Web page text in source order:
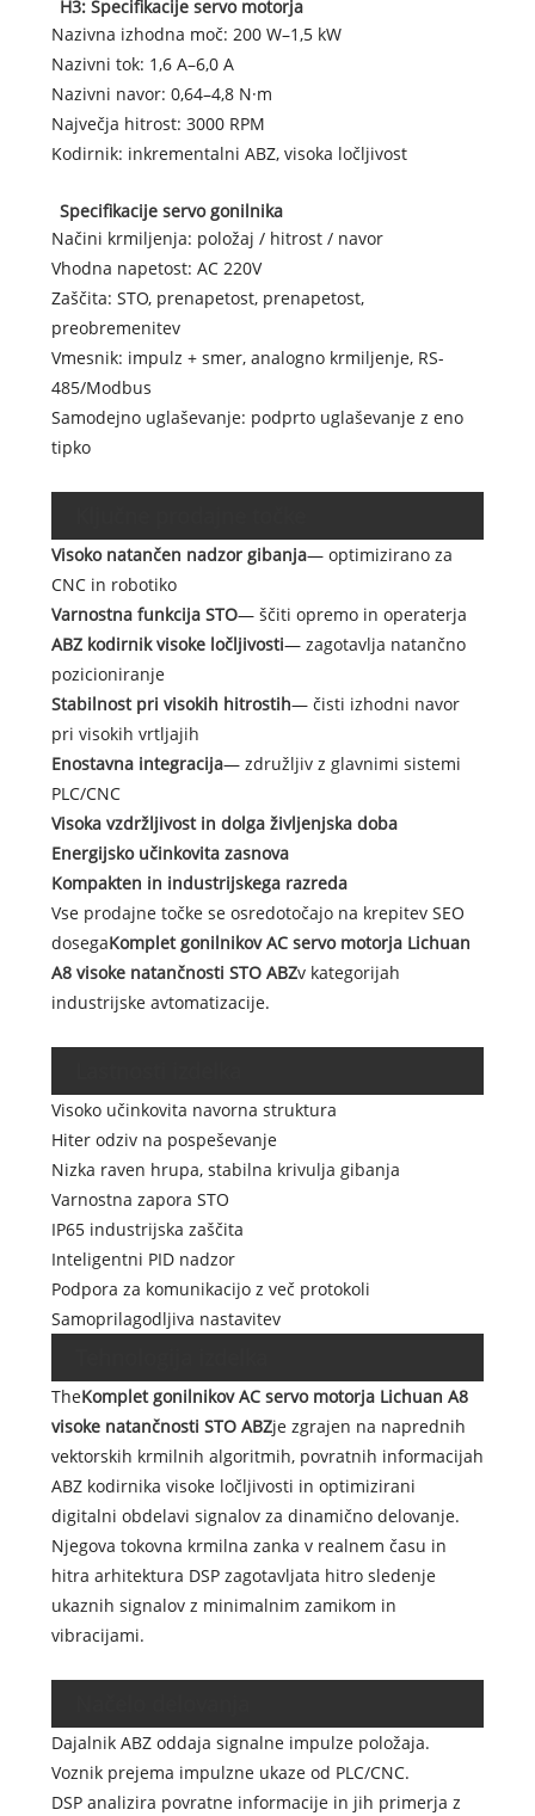
H3: Specifikacije servo motorja
Nazivna izhodna moč: 200 W–1,5 kW
Nazivni tok: 1,6 A–6,0 A
Nazivni navor: 0,64–4,8 N·m
Največja hitrost: 3000 RPM
Kodirnik: inkrementalni ABZ, visoka ločljivost
Specifikacije servo gonilnika
Načini krmiljenja: položaj / hitrost / navor
Vhodna napetost: AC 220V
Zaščita: STO, prenapetost, prenapetost,
preobremenitev
Vmesnik: impulz + smer, analogno krmiljenje, RS-
485/Modbus
Samodejno uglaševanje: podprto uglaševanje z eno
tipko
Visoko natančen nadzor gibanja— optimizirano za
CNC in robotiko
Varnostna funkcija STO— ščiti opremo in operaterja
ABZ kodirnik visoke ločljivosti— zagotavlja natančno
pozicioniranje
Stabilnost pri visokih hitrostih— čisti izhodni navor
pri visokih vrtljajih
Enostavna integracija— združljiv z glavnimi sistemi
PLC/CNC
Visoka vzdržljivost in dolga življenjska doba
Energijsko učinkovita zasnova
Kompakten in industrijskega razreda
Vse prodajne točke se osredotočajo na krepitev SEO
dosegaKomplet gonilnikov AC servo motorja Lichuan
A8 visoke natančnosti STO ABZv kategorijah
industrijske avtomatizacije.
Visoko učinkovita navorna struktura
Hiter odziv na pospeševanje
Nizka raven hrupa, stabilna krivulja gibanja
Varnostna zapora STO
IP65 industrijska zaščita
Inteligentni PID nadzor
Podpora za komunikacijo z več protokoli
Samoprilagodljiva nastavitev
TheKomplet gonilnikov AC servo motorja Lichuan A8
visoke natančnosti STO ABZje zgrajen na naprednih
vektorskih krmilnih algoritmih, povratnih informacijah
ABZ kodirnika visoke ločljivosti in optimizirani
digitalni obdelavi signalov za dinamično delovanje.
Njegova tokovna krmilna zanka v realnem času in
hitra arhitektura DSP zagotavljata hitro sledenje
ukaznih signalov z minimalnim zamikom in
vibracijami.
Dajalnik ABZ oddaja signalne impulze položaja.
Voznik prejema impulzne ukaze od PLC/CNC.
DSP analizira povratne informacije in jih primerja z